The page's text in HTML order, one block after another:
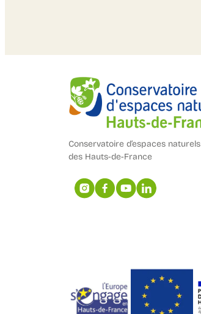
Conservatoire d’espaces naturels
des Hauts-de-France